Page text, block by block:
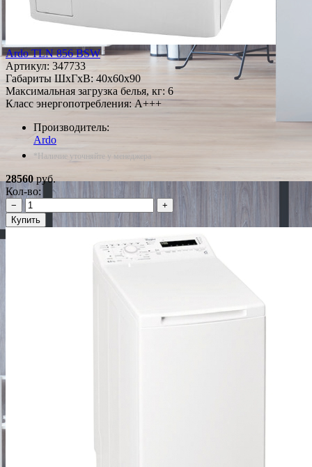
Ardo TLN 856 BSW
Артикул: 347733
Габариты ШxГxВ: 40x60x90
Максимальная загрузка белья, кг: 6
Класс энергопотребления: A+++
Производитель:
Ardo
*Наличие уточняйте у менеджера
28560руб.
Кол-во:
−
+
Купить